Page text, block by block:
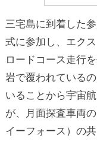
三宅島に到着した
式に参加し、エク
ロードコース走行
岩で覆われている
いることから宇宙
が、月面探査車両
イーフォース）の